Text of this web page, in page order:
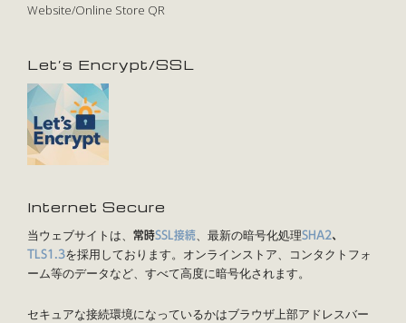
Website/Online Store QR
Let’s Encrypt/SSL
Internet Secure
当ウェブサイトは、 常時SSL接続、最新の暗号化処理SHA2、
TLS1.3を採用しております。オンラインストア、コンタクトフォ
ーム等のデータなど、すべて高度に暗号化されます。
セキュアな接続環境になっているかはブラウザ上部アドレスバー